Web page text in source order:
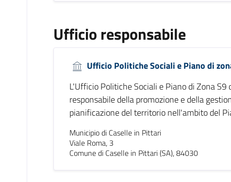
Ufficio responsabile
Ufficio Politiche Sociali e Piano di
L'Ufficio Politiche Sociali e Piano di Zona
responsabile della promozione e della
pianificazione del territorio nell'ambito del
Municipio di Caselle in Pittari
Viale Roma, 3
Comune di Caselle in Pittari (SA), 84030